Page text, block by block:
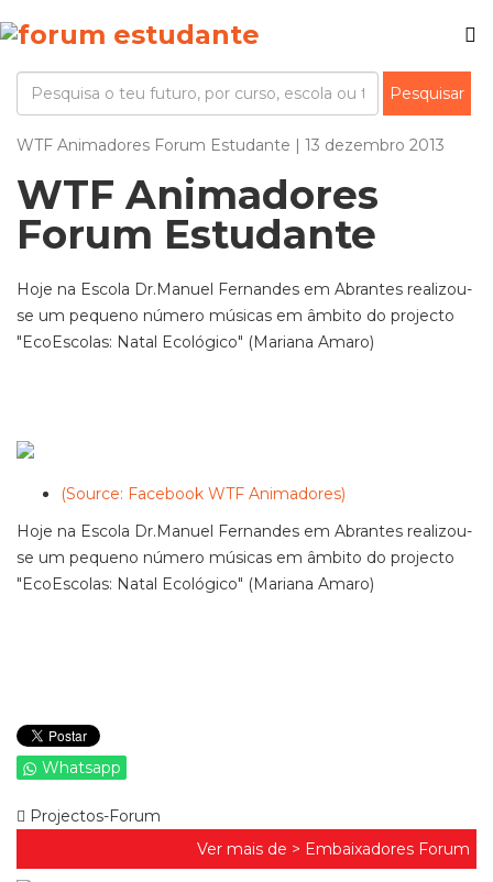
WTF Animadores Forum Estudante | 13 dezembro 2013
WTF Animadores
Forum Estudante
Hoje na Escola Dr.Manuel Fernandes em Abrantes realizou-
se um pequeno número músicas em âmbito do projecto
"EcoEscolas: Natal Ecológico" (Mariana Amaro)
(Source: Facebook WTF Animadores)
Hoje na Escola Dr.Manuel Fernandes em Abrantes realizou-
se um pequeno número músicas em âmbito do projecto
"EcoEscolas: Natal Ecológico" (Mariana Amaro)
Whatsapp
Projectos-Forum
Ver mais de > Embaixadores Forum